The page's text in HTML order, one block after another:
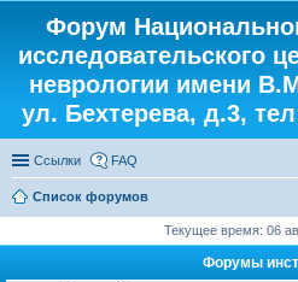
Форум
исследовательского
неврологии имени
ул. Бехтерева, д.3,
Ссылки FAQ
Список форумов
Текущее время: 06
Форумы